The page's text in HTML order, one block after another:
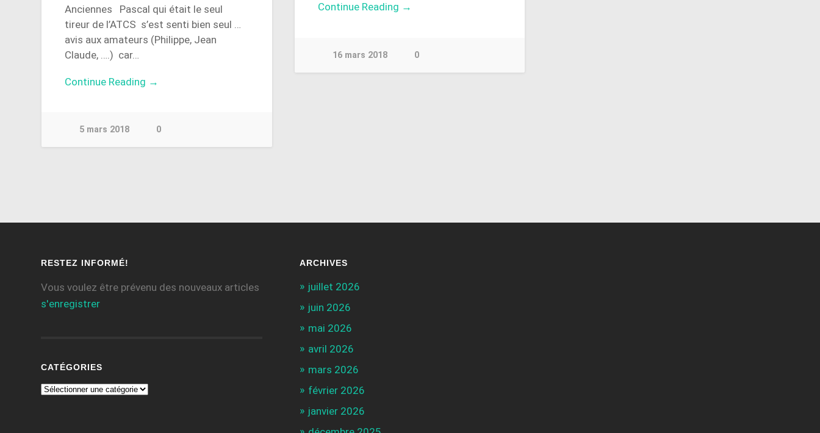
Continue Reading →
16 mars 2018 0
Anciennes Pascal qui était le seul
tireur de l’ATCS s’est senti bien seul …
avis aux amateurs (Philippe, Jean
Claude, ….) car…
Continue Reading →
5 mars 2018 0
RESTEZ INFORMÉ!
Vous voulez être prévenu des nouveaux articles
s'enregistrer
CATÉGORIES
ARCHIVES
juillet 2026
juin 2026
mai 2026
avril 2026
mars 2026
février 2026
janvier 2026